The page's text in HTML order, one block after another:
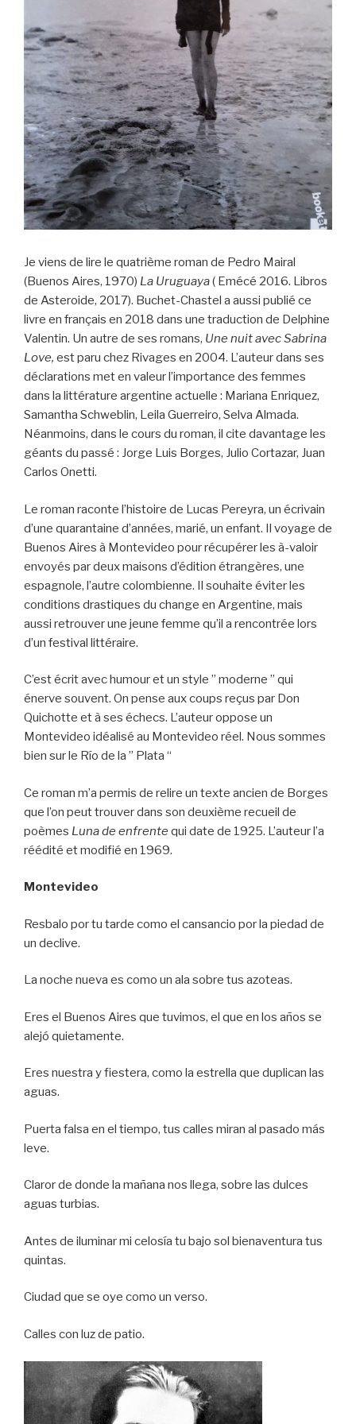
Je viens de lire le quatrième roman de Pedro Mairal
(Buenos Aires, 1970) La Uruguaya( Emécé 2016. Libros
de Asteroide, 2017). Buchet-Chastel a aussi publié ce
livre en français en 2018 dans une traduction de Delphine
Valentin. Un autre de ses romans, Une nuit avec Sabrina
Love, est paru chez Rivages en 2004. L’auteur dans ses
déclarations met en valeur l’importance des femmes
dans la littérature argentine actuelle : Mariana Enriquez,
Samantha Schweblin, Leila Guerreiro, Selva Almada.
Néanmoins, dans le cours du roman, il cite davantage les
géants du passé : Jorge Luis Borges, Julio Cortazar, Juan
Carlos Onetti.
Le roman raconte l’histoire de Lucas Pereyra, un écrivain
d’une quarantaine d’années, marié, un enfant. Il voyage de
Buenos Aires à Montevideo pour récupérer les à-valoir
envoyés par deux maisons d’édition étrangères, une
espagnole, l’autre colombienne. Il souhaite éviter les
conditions drastiques du change en Argentine, mais
aussi retrouver une jeune femme qu’il a rencontrée lors
d’un festival littéraire.
C’est écrit avec humour et un style ” moderne ” qui
énerve souvent. On pense aux coups reçus par Don
Quichotte et à ses échecs. L’auteur oppose un
Montevideo idéalisé au Montevideo réel. Nous sommes
bien sur le Río de la ” Plata “
Ce roman m’a permis de relire un texte ancien de Borges
que l’on peut trouver dans son deuxième recueil de
poèmes Luna de enfrente qui date de 1925. L’auteur l’a
réédité et modifié en 1969.
Montevideo
Resbalo por tu tarde como el cansancio por la piedad de
un declive.
La noche nueva es como un ala sobre tus azoteas.
Eres el Buenos Aires que tuvimos, el que en los años se
alejó quietamente.
Eres nuestra y fiestera, como la estrella que duplican las
aguas.
Puerta falsa en el tiempo, tus calles miran al pasado más
leve.
Claror de donde la mañana nos llega, sobre las dulces
aguas turbias.
Antes de iluminar mi celosía tu bajo sol bienaventura tus
quintas.
Ciudad que se oye como un verso.
Calles con luz de patio.